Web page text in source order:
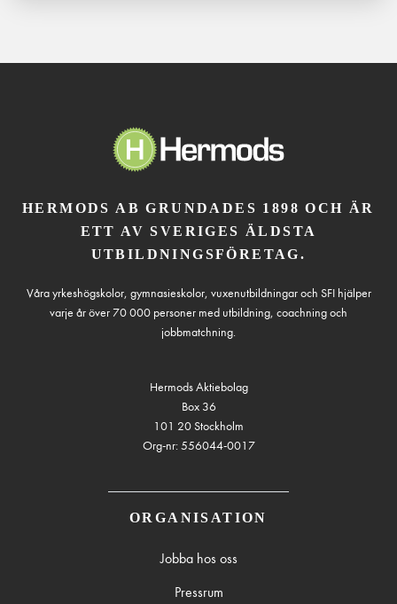
HERMODS AB GRUNDADES 1898 OCH ÄR
ETT AV SVERIGES ÄLDSTA
UTBILDNINGSFÖRETAG.
Våra yrkeshögskolor, gymnasieskolor, vuxenutbildningar och SFI hjälper
varje år över 70 000 personer med utbildning, coachning och
jobbmatchning.
Hermods Aktiebolag
Box 36
101 20 Stockholm
Org-nr: 556044-0017
ORGANISATION
Jobba hos oss
Pressrum